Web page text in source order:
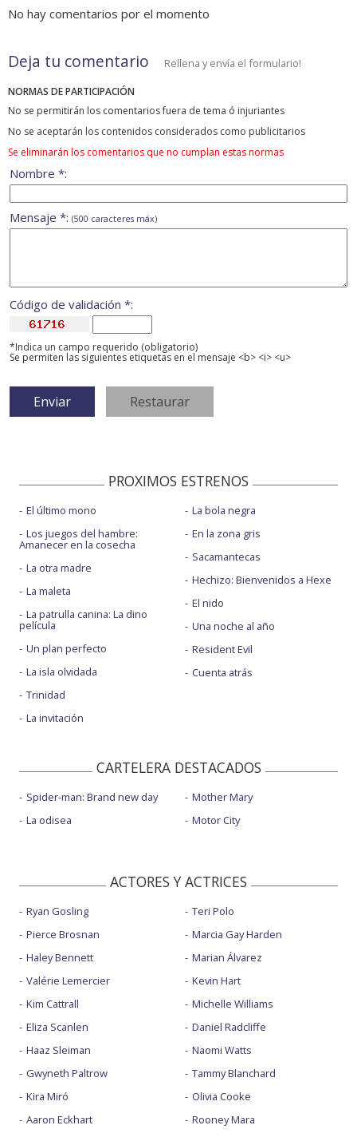
No hay comentarios por el momento
Deja tu comentario Rellena y envía el formulario!
NORMAS DE PARTICIPACIÓN
No se permitirán los comentarios fuera de tema ó injuriantes
No se aceptarán los contenidos considerados como publicitarios
Se eliminarán los comentarios que no cumplan estas normas
Nombre *:
Mensaje *: (500 caracteres máx)
Código de validación *:
*Indica un campo requerido (obligatorio)
Se permiten las siguientes etiquetas en el mensaje <b> <i> <u>
PROXIMOS ESTRENOS
El último mono
Los juegos del hambre:
Amanecer en la cosecha
La otra madre
La maleta
La patrulla canina: La dino
película
Un plan perfecto
La isla olvidada
Trinidad
La invitación
La bola negra
En la zona gris
Sacamantecas
Hechizo: Bienvenidos a Hexe
El nido
Una noche al año
Resident Evil
Cuenta atrás
CARTELERA DESTACADOS
Spider-man: Brand new day
La odisea
Mother Mary
Motor City
ACTORES Y ACTRICES
Ryan Gosling
Pierce Brosnan
Haley Bennett
Valérie Lemercier
Kim Cattrall
Eliza Scanlen
Haaz Sleiman
Gwyneth Paltrow
Kira Miró
Aaron Eckhart
Teri Polo
Marcia Gay Harden
Marian Álvarez
Kevin Hart
Michelle Williams
Daniel Radcliffe
Naomi Watts
Tammy Blanchard
Olivia Cooke
Rooney Mara